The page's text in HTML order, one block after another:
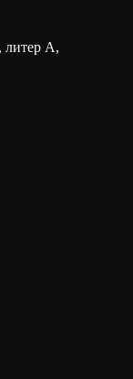
литер А,